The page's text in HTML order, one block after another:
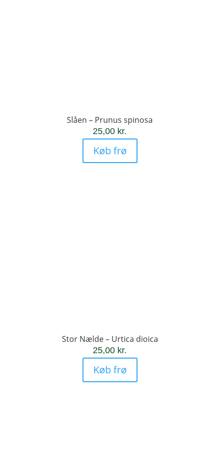
Slåen – Prunus spinosa
25,00 kr.
Køb frø
Stor Nælde – Urtica dioica
25,00 kr.
Køb frø